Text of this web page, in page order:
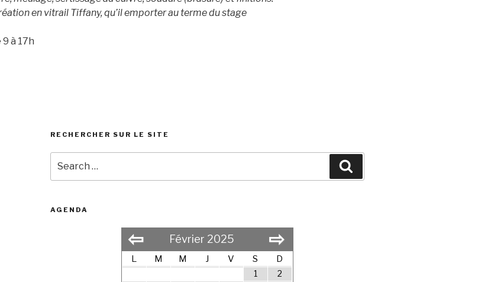
en vitrail Tiffany, qu’il emporter au terme du stage
à 17h
RECHERCHER SUR LE SITE
for:
AGENDA
⇦ Février 2025 ⇨
L M M J V S D
1
2